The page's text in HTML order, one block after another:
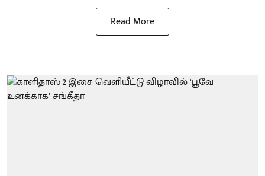
Read More